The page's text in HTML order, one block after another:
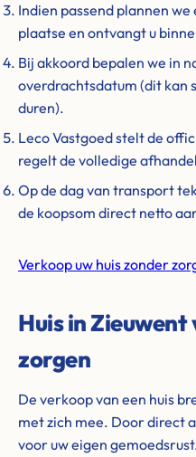
Indien passend plannen
plaatse en ontvangt u
Bij akkoord bepalen we in
overdrachtsdatum (dit kan
duren).
Leco Vastgoed stelt de
regelt de volledige
Op de dag van transport
de koopsom direct netto
Verkoop uw huis zonder
Huis in
zorgen
De verkoop van een huis
met zich mee. Door direct
voor uw eigen